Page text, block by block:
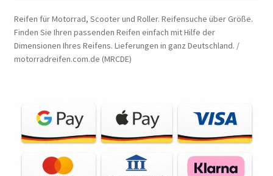
Reifen für Motorrad, Scooter und Roller. Reifensuche über Größe.
Finden Sie Ihren passenden Reifen einfach mit Hilfe der
Dimensionen Ihres Reifens. Lieferungen in ganz Deutschland. /
motorradreifen.com.de (MRCDE)